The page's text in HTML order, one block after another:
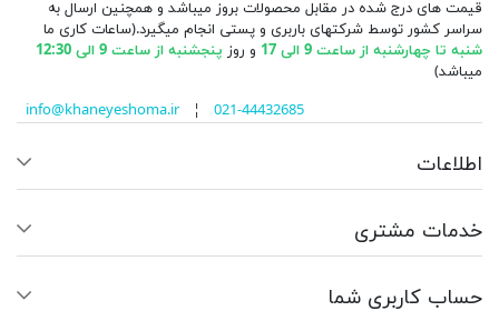
قیمت های درج شده در مقابل محصولات بروز میباشد و همچنین ارسال به
سراسر کشور توسط شرکتهای باربری و پستی انجام میگیرد.(ساعات کاری ما
شنبه تا چهارشنبه از ساعت 9 الی 17
و روز پنجشنبه از ساعت 9 الی 12:30
میباشد)
info@khaneyeshoma.ir¦ 021-44432685
اطلاعات
خدمات مشتری
حساب کاربری شما